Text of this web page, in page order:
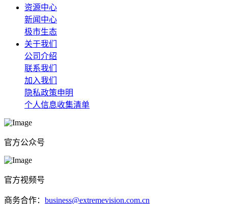
资源中心
新闻中心
极市生态
关于我们
公司介绍
联系我们
加入我们
隐私政策申明
个人信息收集清单
官方公众号
官方视频号
商务合作： business@extremevision.com.cn